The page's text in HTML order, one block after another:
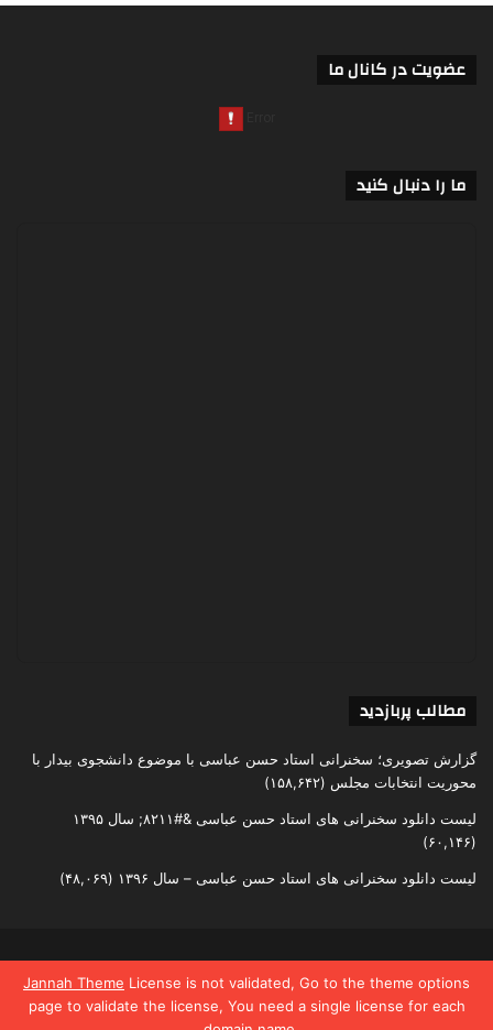
Jannah Theme License is not validated, Go to the theme options
page to validate the license, You need a single license for each
عضویت در کانال ما
ما را دنبال کنید
مطالب پربازدید
گزارش تصویری؛ سخنرانی استاد حسن عباسی با موضوع دانشجوی بیدار با
محوریت انتخابات مجلس (۱۵۸,۶۴۲)
لیست دانلود سخنرانی های استاد حسن عباسی &#۸۲۱۱; سال ۱۳۹۵
(۶۰,۱۴۶)
لیست دانلود سخنرانی های استاد حسن عباسی – سال ۱۳۹۶ (۴۸,۰۶۹)